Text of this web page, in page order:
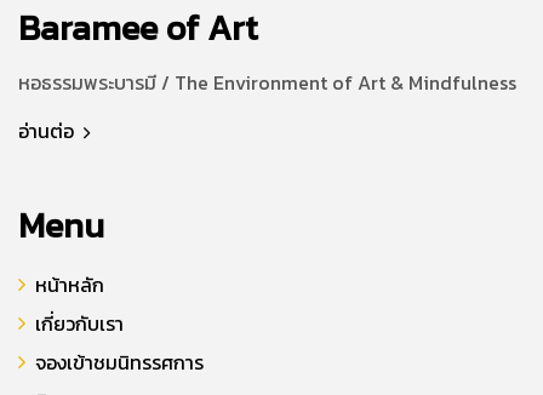
Baramee of Art
หอธรรมพระบารมี / The Environment of Art & Mindfulness
อ่านต่อ
Menu
หน้าหลัก
เกี่ยวกับเรา
จองเข้าชมนิทรรศการ